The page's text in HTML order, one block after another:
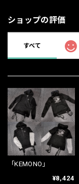
ショップの評価
すべて
「KEMONO」
¥8,424